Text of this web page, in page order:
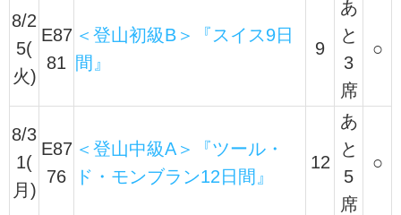
8/2
5(
火)
E87
81
＜登山初級B＞『スイス9日
間』
9
あ
と
3
席
○
8/3
1(
月)
E87
76
＜登山中級A＞『ツール・
ド・モンブラン12日間』
12
あ
と
5
席
○